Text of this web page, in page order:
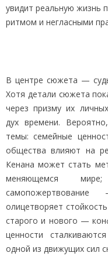
увидит реальную жизнь
ритмом и негласными
В центре сюжета —
Хотя детали сюжета
через призму их
дух времени.
темы: семейные
общества влияют на
Кенана может стать
меняющемся
олицетворяет
старого и нового —
ценности
одной из движущих сил